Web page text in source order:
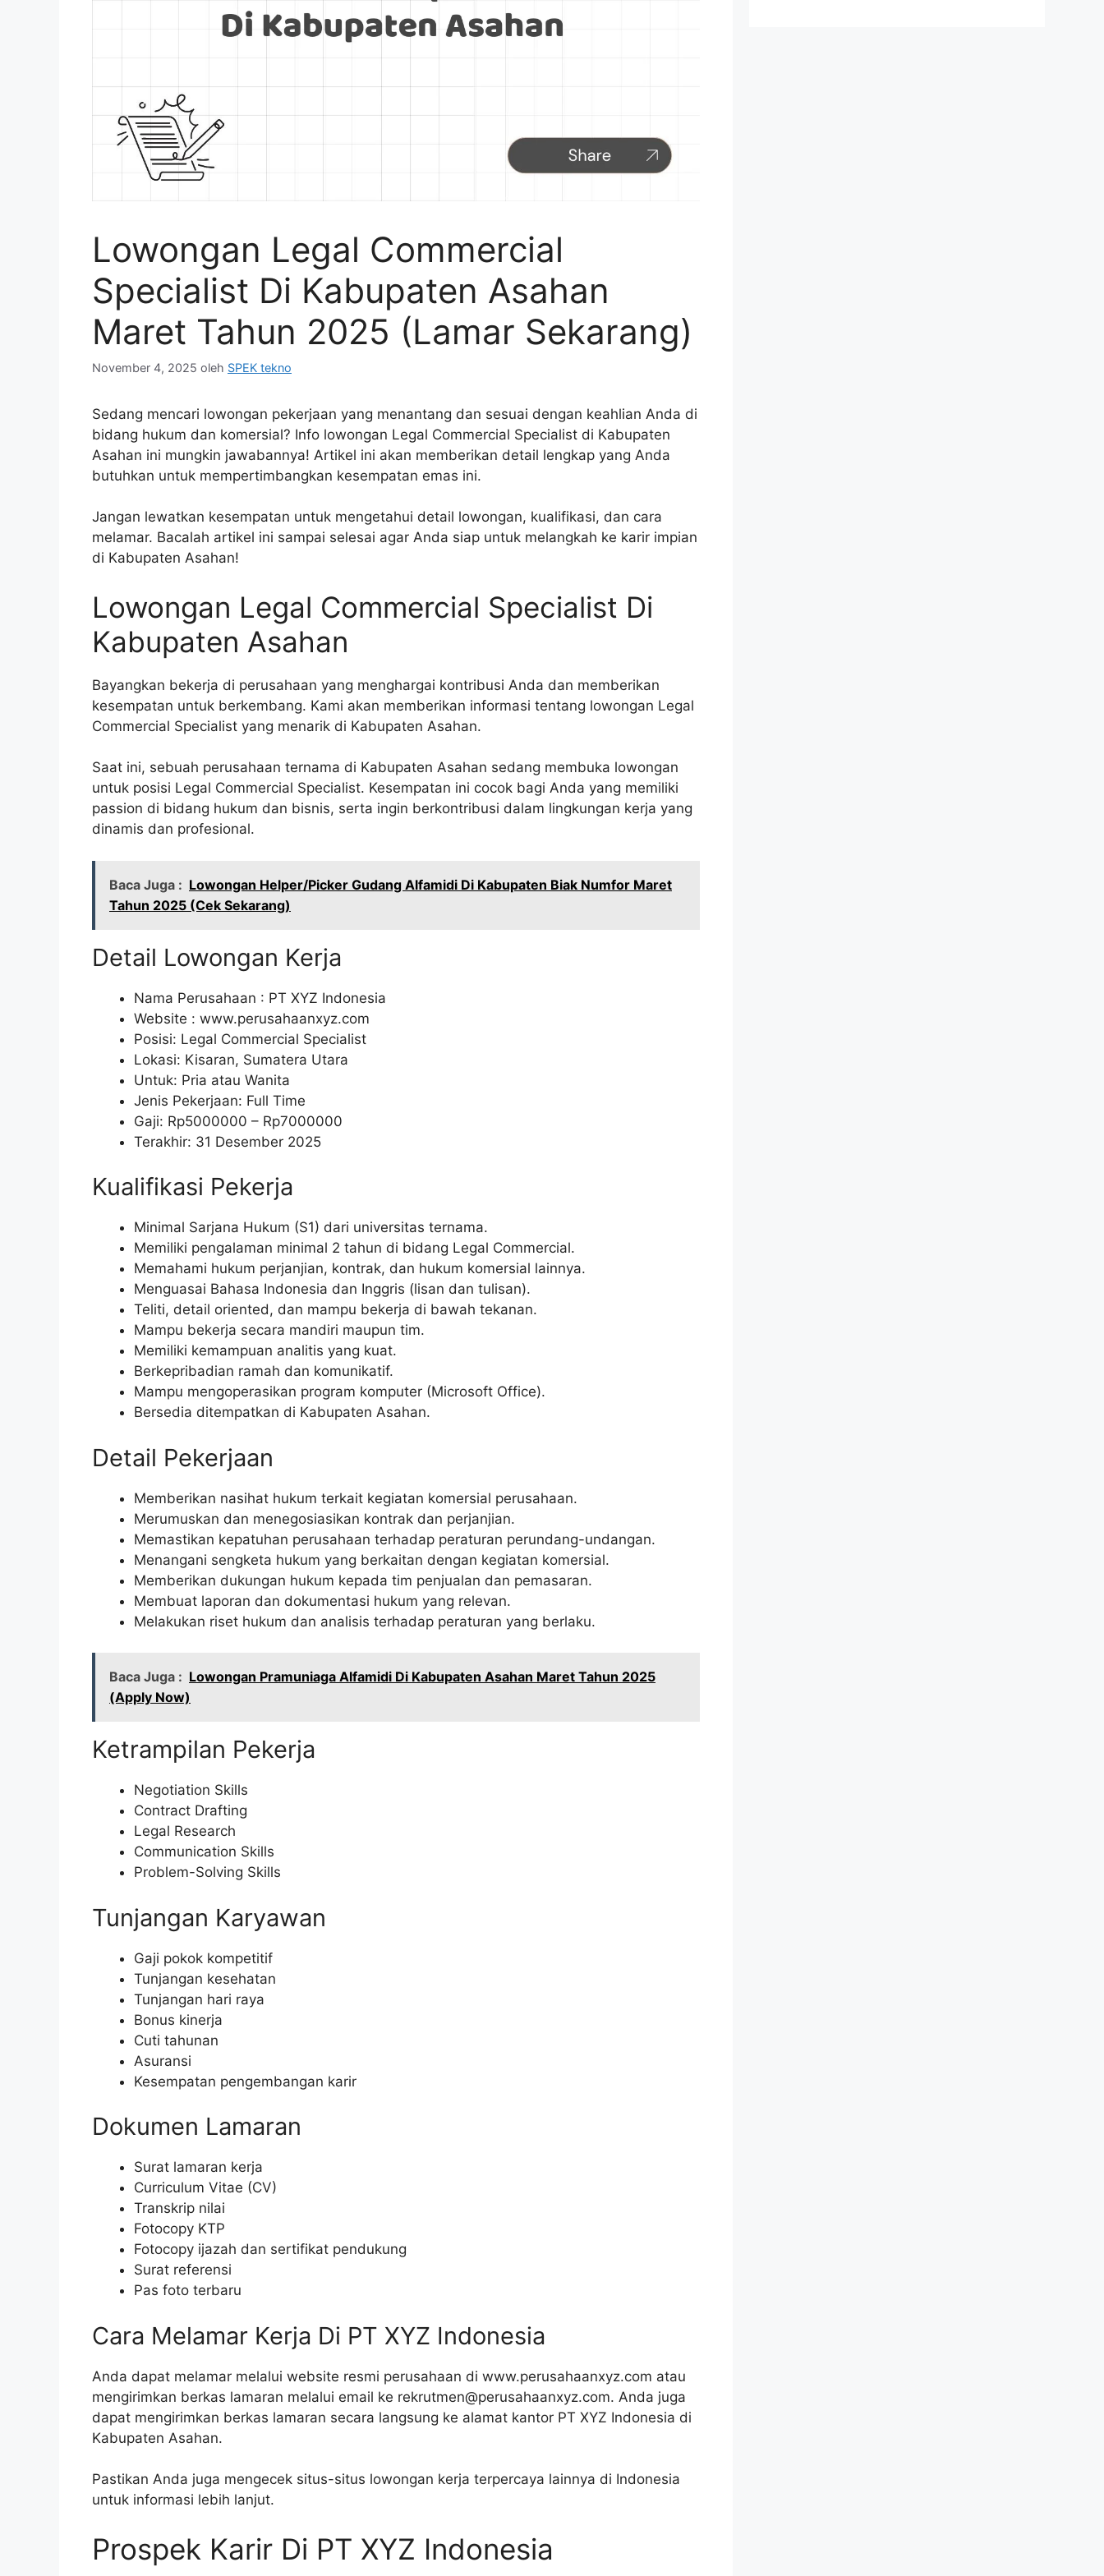
Lowongan Legal Commercial
Specialist Di Kabupaten Asahan
Maret Tahun 2025 (Lamar Sekarang)
November 4, 2025 oleh SPEK tekno
Sedang mencari lowongan pekerjaan yang menantang dan sesuai dengan keahlian Anda di
bidang hukum dan komersial? Info lowongan Legal Commercial Specialist di Kabupaten
Asahan ini mungkin jawabannya! Artikel ini akan memberikan detail lengkap yang Anda
butuhkan untuk mempertimbangkan kesempatan emas ini.
Jangan lewatkan kesempatan untuk mengetahui detail lowongan, kualifikasi, dan cara
melamar. Bacalah artikel ini sampai selesai agar Anda siap untuk melangkah ke karir impian
di Kabupaten Asahan!
Lowongan Legal Commercial Specialist Di
Kabupaten Asahan
Bayangkan bekerja di perusahaan yang menghargai kontribusi Anda dan memberikan
kesempatan untuk berkembang. Kami akan memberikan informasi tentang lowongan Legal
Commercial Specialist yang menarik di Kabupaten Asahan.
Saat ini, sebuah perusahaan ternama di Kabupaten Asahan sedang membuka lowongan
untuk posisi Legal Commercial Specialist. Kesempatan ini cocok bagi Anda yang memiliki
passion di bidang hukum dan bisnis, serta ingin berkontribusi dalam lingkungan kerja yang
dinamis dan profesional.
Baca Juga : Lowongan Helper/Picker Gudang Alfamidi Di Kabupaten Biak Numfor Maret
Tahun 2025 (Cek Sekarang)
Detail Lowongan Kerja
Nama Perusahaan : PT XYZ Indonesia
Website : www.perusahaanxyz.com
Posisi: Legal Commercial Specialist
Lokasi: Kisaran, Sumatera Utara
Untuk: Pria atau Wanita
Jenis Pekerjaan: Full Time
Gaji: Rp5000000 – Rp7000000
Terakhir: 31 Desember 2025
Kualifikasi Pekerja
Minimal Sarjana Hukum (S1) dari universitas ternama.
Memiliki pengalaman minimal 2 tahun di bidang Legal Commercial.
Memahami hukum perjanjian, kontrak, dan hukum komersial lainnya.
Menguasai Bahasa Indonesia dan Inggris (lisan dan tulisan).
Teliti, detail oriented, dan mampu bekerja di bawah tekanan.
Mampu bekerja secara mandiri maupun tim.
Memiliki kemampuan analitis yang kuat.
Berkepribadian ramah dan komunikatif.
Mampu mengoperasikan program komputer (Microsoft Office).
Bersedia ditempatkan di Kabupaten Asahan.
Detail Pekerjaan
Memberikan nasihat hukum terkait kegiatan komersial perusahaan.
Merumuskan dan menegosiasikan kontrak dan perjanjian.
Memastikan kepatuhan perusahaan terhadap peraturan perundang-undangan.
Menangani sengketa hukum yang berkaitan dengan kegiatan komersial.
Memberikan dukungan hukum kepada tim penjualan dan pemasaran.
Membuat laporan dan dokumentasi hukum yang relevan.
Melakukan riset hukum dan analisis terhadap peraturan yang berlaku.
Baca Juga : Lowongan Pramuniaga Alfamidi Di Kabupaten Asahan Maret Tahun 2025
(Apply Now)
Ketrampilan Pekerja
Negotiation Skills
Contract Drafting
Legal Research
Communication Skills
Problem-Solving Skills
Tunjangan Karyawan
Gaji pokok kompetitif
Tunjangan kesehatan
Tunjangan hari raya
Bonus kinerja
Cuti tahunan
Asuransi
Kesempatan pengembangan karir
Dokumen Lamaran
Surat lamaran kerja
Curriculum Vitae (CV)
Transkrip nilai
Fotocopy KTP
Fotocopy ijazah dan sertifikat pendukung
Surat referensi
Pas foto terbaru
Cara Melamar Kerja Di PT XYZ Indonesia
Anda dapat melamar melalui website resmi perusahaan di www.perusahaanxyz.com atau
mengirimkan berkas lamaran melalui email ke rekrutmen@perusahaanxyz.com. Anda juga
dapat mengirimkan berkas lamaran secara langsung ke alamat kantor PT XYZ Indonesia di
Kabupaten Asahan.
Pastikan Anda juga mengecek situs-situs lowongan kerja terpercaya lainnya di Indonesia
untuk informasi lebih lanjut.
Prospek Karir Di PT XYZ Indonesia